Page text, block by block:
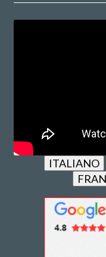
ITALIANO